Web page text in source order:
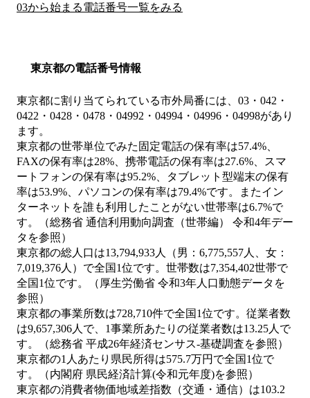
03から始まる電話番号一覧をみる
東京都の電話番号情報
東京都に割り当てられている市外局番には、03・042・
0422・0428・0478・04992・04994・04996・04998があり
ます。
東京都の世帯単位でみた固定電話の保有率は57.4%、
FAXの保有率は28%、携帯電話の保有率は27.6%、スマ
ートフォンの保有率は95.2%、タブレット型端末の保有
率は53.9%、パソコンの保有率は79.4%です。またイン
ターネットを誰も利用したことがない世帯率は6.7%で
す。（総務省 通信利用動向調査（世帯編） 令和4年デー
タを参照）
東京都の総人口は13,794,933人（男：6,775,557人、女：
7,019,376人）で全国1位です。世帯数は7,354,402世帯で
全国1位です。（厚生労働省 令和3年人口動態データを
参照）
東京都の事業所数は728,710件で全国1位です。従業者数
は9,657,306人で、1事業所あたりの従業者数は13.25人で
す。（総務省 平成26年経済センサス‐基礎調査を参照）
東京都の1人あたり県民所得は575.7万円で全国1位で
す。（内閣府 県民経済計算(令和元年度)を参照）
東京都の消費者物価地域差指数（交通・通信）は103.2